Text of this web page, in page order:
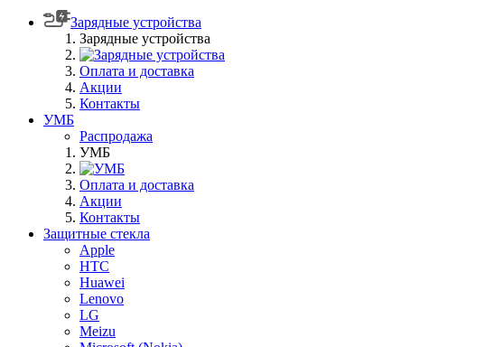
Зарядные устройства
Зарядные устройства
Оплата и доставка
Акции
Контакты
УМБ
Распродажа
УМБ
Оплата и доставка
Акции
Контакты
Защитные стекла
Apple
HTC
Huawei
Lenovo
LG
Meizu